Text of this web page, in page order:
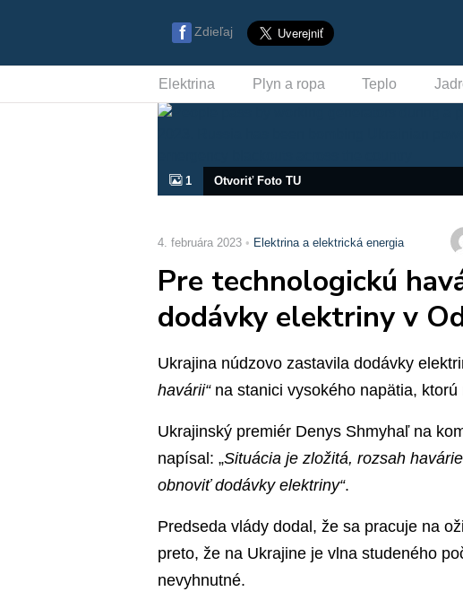
Zdieľaj
Elektrina Plyn a ropa Teplo
1 Otvoriť Foto TU
4. februára 2023 Elektrina a elektrická energia
Pre technologickú
dodávky elektriny v
Ukrajina núdzovo zastavila dodávky
havárii“na stanici vysokého napätia, ktorú
Ukrajinský premiér Denys Shmyhaľ na
napísal: „Situácia je zložitá, rozsah
obnoviť dodávky elektriny“.
Predseda vlády dodal, že sa pracuje na
preto, že na Ukrajine je vlna studeného
nevyhnutné.